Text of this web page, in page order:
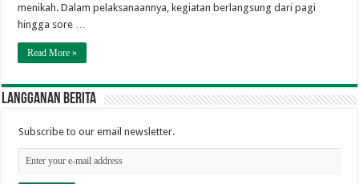
menikah. Dalam pelaksanaannya, kegiatan berlangsung dari pagi
hingga sore …
Read More »
Langganan berita
Subscribe to our email newsletter.